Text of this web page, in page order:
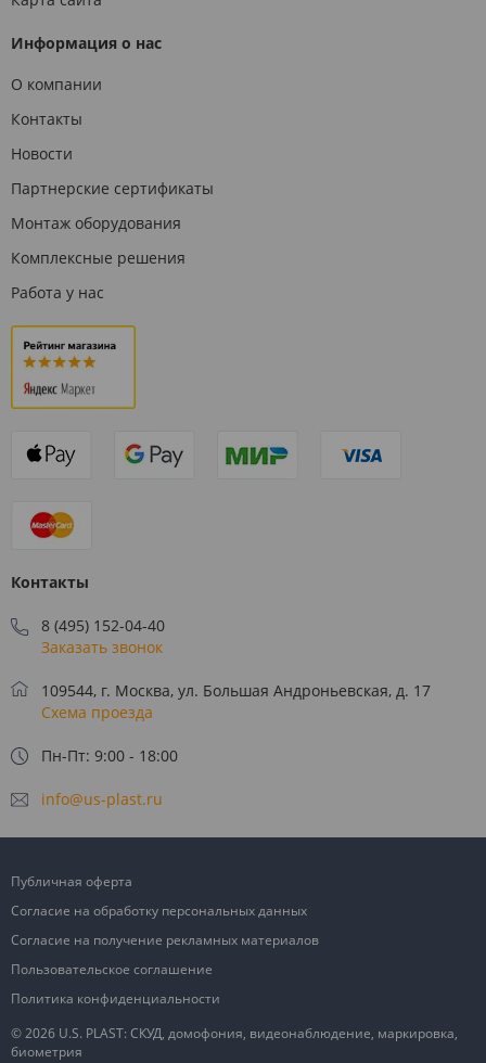
Информация о нас
О компании
Контакты
Новости
Партнерские сертификаты
Монтаж оборудования
Комплексные решения
Работа у нас
Контакты
8 (495) 152-04-40
Заказать звонок
109544, г. Москва, ул. Большая Андроньевская, д. 17
Схема проезда
Пн-Пт: 9:00 - 18:00
info@us-plast.ru
© 2026 U.S. PLAST: СКУД, домофония, видеонаблюдение, маркировка,
биометрия
Публичная оферта
Согласие на обработку персональных данных
Согласие на получение рекламных материалов
Пользовательское соглашение
Политика конфиденциальности